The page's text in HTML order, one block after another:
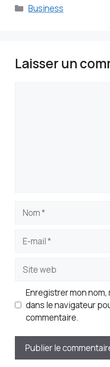
Catégories
Business
Laisser un
Nom
mail
Site
web
Enregistrer mon
dans le navigateur
commentaire.